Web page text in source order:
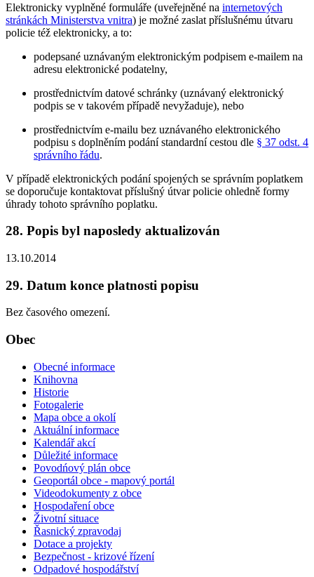
Elektronicky vyplněné formuláře (uveřejněné na internetových
stránkách Ministerstva vnitra) je možné zaslat příslušnému útvaru
policie též elektronicky, a to:
podepsané uznávaným elektronickým podpisem e-mailem na
adresu elektronické podatelny,
prostřednictvím datové schránky (uznávaný elektronický
podpis se v takovém případě nevyžaduje), nebo
prostřednictvím e-mailu bez uznávaného elektronického
podpisu s doplněním podání standardní cestou dle § 37 odst. 4
správního řádu.
V případě elektronických podání spojených se správním poplatkem
se doporučuje kontaktovat příslušný útvar policie ohledně formy
úhrady tohoto správního poplatku.
28. Popis byl naposledy aktualizován
13.10.2014
29. Datum konce platnosti popisu
Bez časového omezení.
Obec
Obecné informace
Knihovna
Historie
Fotogalerie
Mapa obce a okolí
Aktuální informace
Kalendář akcí
Důležité informace
Povodńový plán obce
Geoportál obce - mapový portál
Videodokumenty z obce
Hospodaření obce
Životní situace
Řasnický zpravodaj
Dotace a projekty
Bezpečnost - krizové řízení
Odpadové hospodářství